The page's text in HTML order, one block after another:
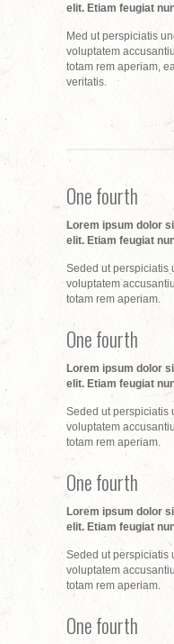
elit. Etiam feugiat
Med ut perspiciatis
voluptatem
totam rem aperiam,
veritatis.
One fourth
Lorem ipsum dolor
elit. Etiam feugiat
Seded ut perspiciatis
voluptatem
totam rem aperiam.
One fourth
Lorem ipsum dolor
elit. Etiam feugiat
Seded ut perspiciatis
voluptatem
totam rem aperiam.
One fourth
Lorem ipsum dolor
elit. Etiam feugiat
Seded ut perspiciatis
voluptatem
totam rem aperiam.
One fourth